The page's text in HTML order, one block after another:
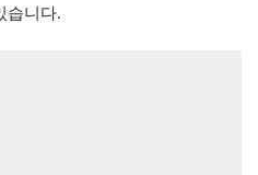
습니다.